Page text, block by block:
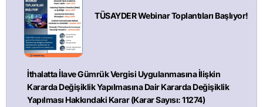
TÜSAYDER Webinar Toplantıları Başlıyor!
İthalatta İlave Gümrük Vergisi Uygulanmasına İlişkin
Kararda Değişiklik Yapılmasına Dair Kararda Değişiklik
Yapılması Hakkındaki Karar (Karar Sayısı: 11274)